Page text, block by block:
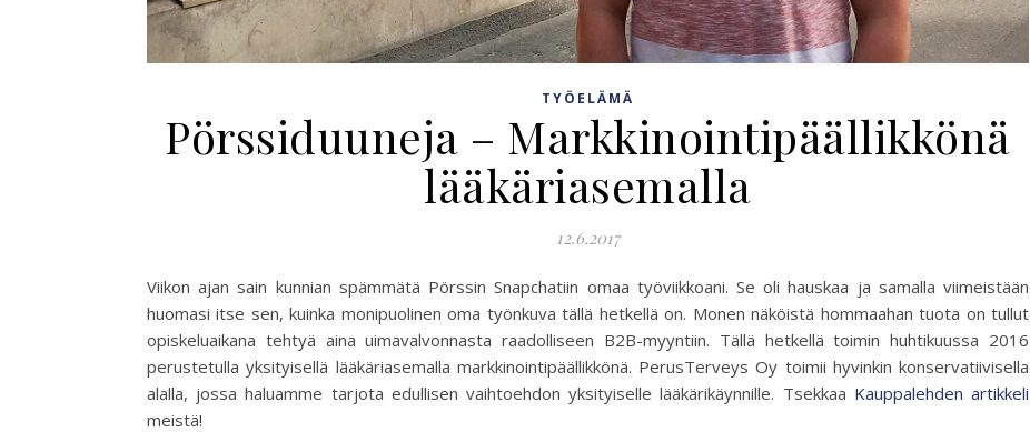
TYÖELÄMÄ
Pörssiduuneja – Markkinointipäällikkönä
lääkäriasemalla
12.6.2017
Viikon ajan sain kunnian spämmätä Pörssin Snapchatiin omaa työviikkoani. Se oli hauskaa ja samalla viimeistään
huomasi itse sen, kuinka monipuolinen oma työnkuva tällä hetkellä on. Monen näköistä hommaahan tuota on tullut
opiskeluaikana tehtyä aina uimavalvonnasta raadolliseen B2B-myyntiin. Tällä hetkellä toimin huhtikuussa 2016
perustetulla yksityisellä lääkäriasemalla markkinointipäällikkönä. PerusTerveys Oy toimii hyvinkin konservatiivisella
alalla, jossa haluamme tarjota edullisen vaihtoehdon yksityiselle lääkärikäynnille. Tsekkaa Kauppalehden artikkeli
meistä!